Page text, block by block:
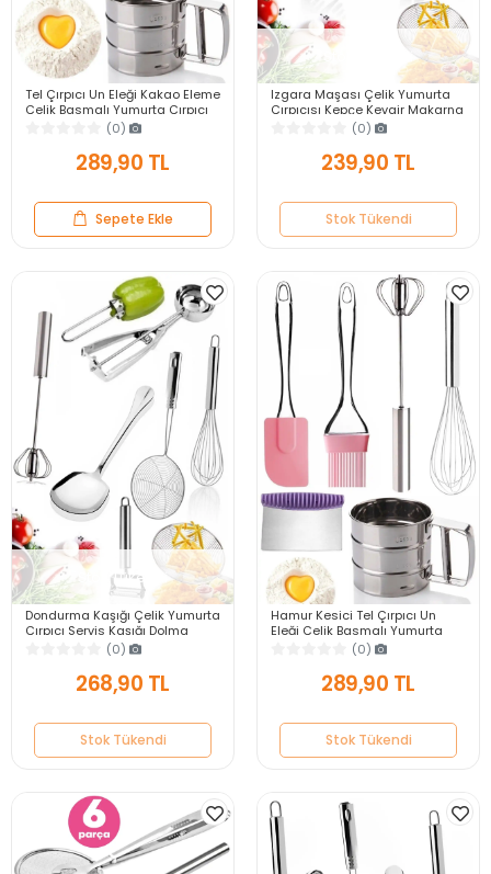
Tel Çırpıcı Un Eleği Kakao Eleme
Çelik Basmalı Yumurta Çırpıcı
Silikon Yağ Fırçası Silikon
(0)
289,90 TL
Sepete Ekle
Izgara Maşası Çelik Yumurta
Çırpıcısı Kepçe Kevgir Makarna
Salata Maşası Karıştırıcı Tel
(0)
239,90 TL
Stok Tükendi
Stok Tükendi
Dondurma Kaşığı Çelik Yumurta
Çırpıcı Servis Kaşığı Dolma
Biber Oyucu Kevgir Kepçe
Patates Soyucu
(0)
268,90 TL
Stok Tükendi
Hamur Kesici Tel Çırpıcı Un
Eleği Çelik Basmalı Yumurta
Çırpıcı Silikon Yağ Fırçası
Silikon Spatula
(0)
289,90 TL
Stok Tükendi